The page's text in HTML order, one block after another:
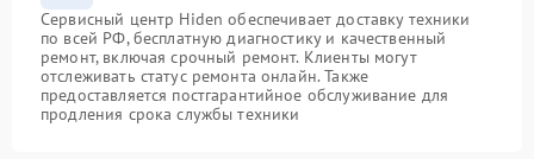
Сервисный центр Hiden обеспечивает доставку техники
по всей РФ, бесплатную диагностику и качественный
ремонт, включая срочный ремонт. Клиенты могут
отслеживать статус ремонта онлайн. Также
предоставляется постгарантийное обслуживание для
продления срока службы техники